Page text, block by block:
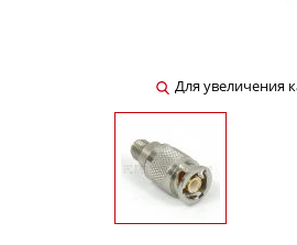
Для увеличения